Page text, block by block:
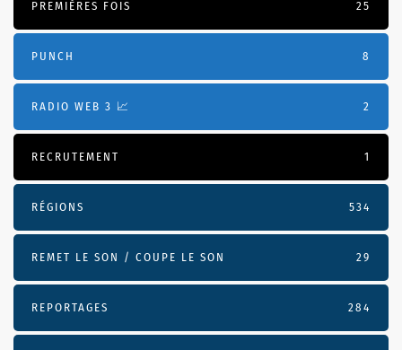
PREMIÈRES FOIS 25
PUNCH 8
RADIO WEB 3 📈 2
RECRUTEMENT 1
RÉGIONS 534
REMET LE SON / COUPE LE SON 29
REPORTAGES 284